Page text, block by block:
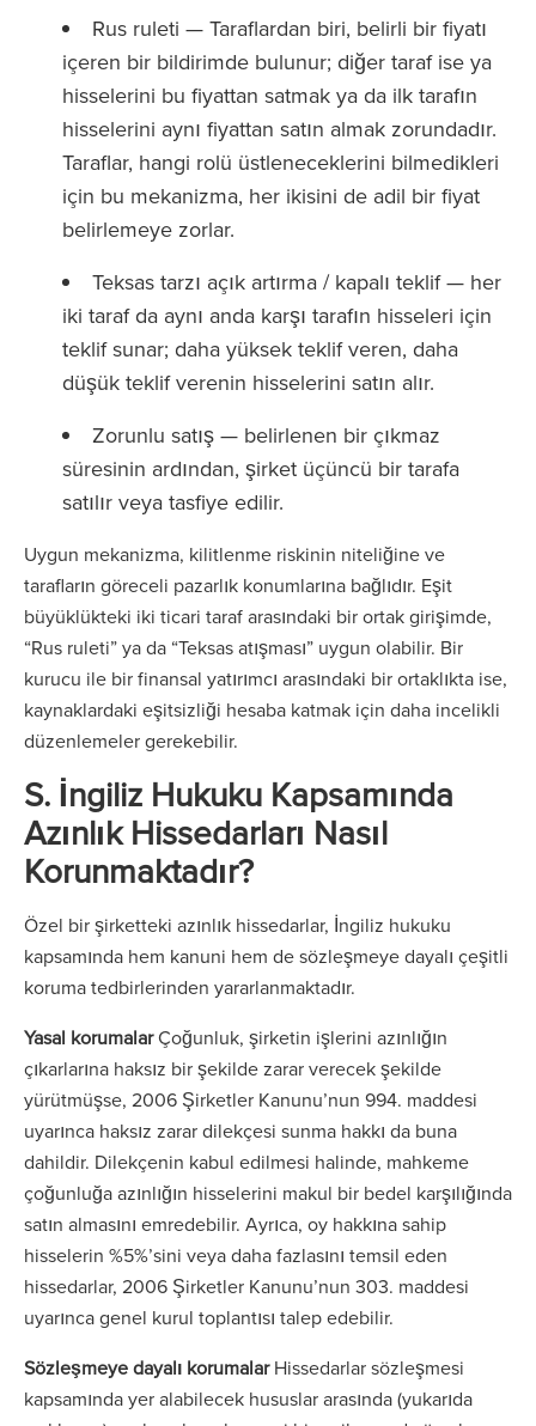
Rus ruleti — Taraflardan biri, belirli bir fiyatı
içeren bir bildirimde bulunur; diğer taraf ise ya
hisselerini bu fiyattan satmak ya da ilk tarafın
hisselerini aynı fiyattan satın almak zorundadır.
Taraflar, hangi rolü üstleneceklerini bilmedikleri
için bu mekanizma, her ikisini de adil bir fiyat
belirlemeye zorlar.
Teksas tarzı açık artırma / kapalı teklif — her
iki taraf da aynı anda karşı tarafın hisseleri için
teklif sunar; daha yüksek teklif veren, daha
düşük teklif verenin hisselerini satın alır.
Zorunlu satış — belirlenen bir çıkmaz
süresinin ardından, şirket üçüncü bir tarafa
satılır veya tasfiye edilir.
Uygun mekanizma, kilitlenme riskinin niteliğine ve
tarafların göreceli pazarlık konumlarına bağlıdır. Eşit
büyüklükteki iki ticari taraf arasındaki bir ortak girişimde,
“Rus ruleti” ya da “Teksas atışması” uygun olabilir. Bir
kurucu ile bir finansal yatırımcı arasındaki bir ortaklıkta ise,
kaynaklardaki eşitsizliği hesaba katmak için daha incelikli
düzenlemeler gerekebilir.
S. İngiliz Hukuku Kapsamında
Azınlık Hissedarları Nasıl
Korunmaktadır?
Özel bir şirketteki azınlık hissedarlar, İngiliz hukuku
kapsamında hem kanuni hem de sözleşmeye dayalı çeşitli
koruma tedbirlerinden yararlanmaktadır.
Yasal korumalarÇoğunluk, şirketin işlerini azınlığın
çıkarlarına haksız bir şekilde zarar verecek şekilde
yürütmüşse, 2006 Şirketler Kanunu’nun 994. maddesi
uyarınca haksız zarar dilekçesi sunma hakkı da buna
dahildir. Dilekçenin kabul edilmesi halinde, mahkeme
çoğunluğa azınlığın hisselerini makul bir bedel karşılığında
satın almasını emredebilir. Ayrıca, oy hakkına sahip
hisselerin %5%’sini veya daha fazlasını temsil eden
hissedarlar, 2006 Şirketler Kanunu’nun 303. maddesi
uyarınca genel kurul toplantısı talep edebilir.
Sözleşmeye dayalı korumalarHissedarlar sözleşmesi
kapsamında yer alabilecek hususlar arasında (yukarıda